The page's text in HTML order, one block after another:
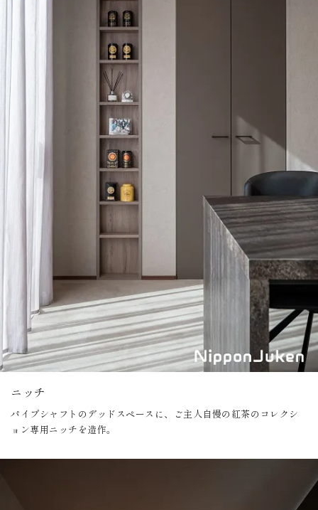
ニッチ
パイプシャフトのデッドスペースに、ご主人自慢の紅茶のコレクシ
ョン専用ニッチを造作。